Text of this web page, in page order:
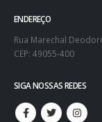
ENDEREÇO
Rua Marechal
CEP: 49055-400
SIGA NOSSAS REDES